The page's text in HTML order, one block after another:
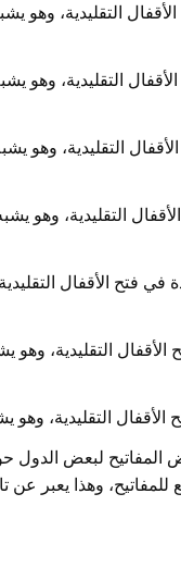
التقليدية، وهو
التقليدية، وهو
التقليدية، وهو
التقليدية، وهو
فتح الأقفال
التقليدية، وهو
التقليدية، وهو
لبعض الدول
وهذا يعبر عن